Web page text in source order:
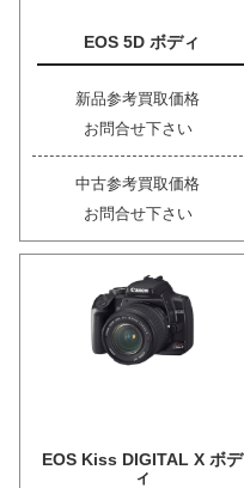
EOS 5D ボディ
新品参考買取価格
お問合せ下さい
中古参考買取価格
お問合せ下さい
EOS Kiss DIGITAL X ボデ
ィ